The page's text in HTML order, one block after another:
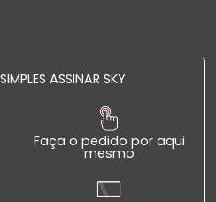
ASSINAR SKY
Faça o pedido por aqui
mesmo